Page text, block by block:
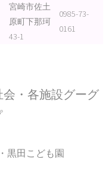
宮崎市佐土
原町下那珂
43-1
0985-73-
0161
・各施設グーグ
黒田こども園